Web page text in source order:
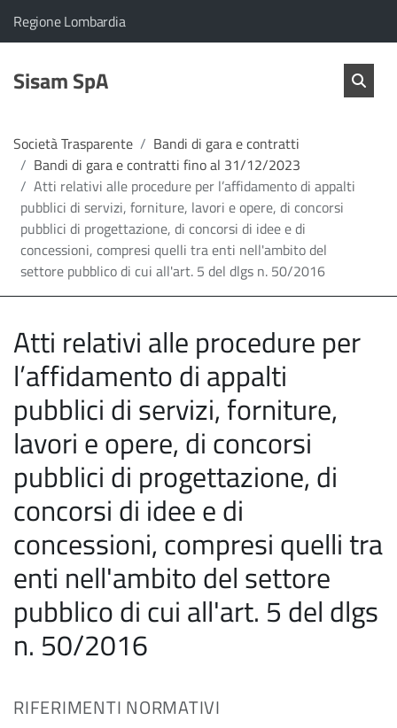
Home
Servizi
Linea
diretta
Il comune di Sisam SpA appartiene a:
Regione Lombardia(Apre il link in una nuova scheda)
Sisam SpA salta
Società Trasparente
Bandi di gara e contratti
Bandi di gara e contratti fino al 31/12/2023
Atti relativi alle procedure per l’affidamento di appalti
pubblici di servizi, forniture, lavori e opere, di concorsi
pubblici di progettazione, di concorsi di idee e di
concessioni, compresi quelli tra enti nell'ambito del
settore pubblico di cui all'art. 5 del dlgs n. 50/2016
Atti relativi alle procedure per
l’affidamento di appalti
pubblici di servizi, forniture,
lavori e opere, di concorsi
pubblici di progettazione, di
concorsi di idee e di
concessioni, compresi quelli tra
enti nell'ambito del settore
pubblico di cui all'art. 5 del dlgs
n. 50/2016
RIFERIMENTI NORMATIVI